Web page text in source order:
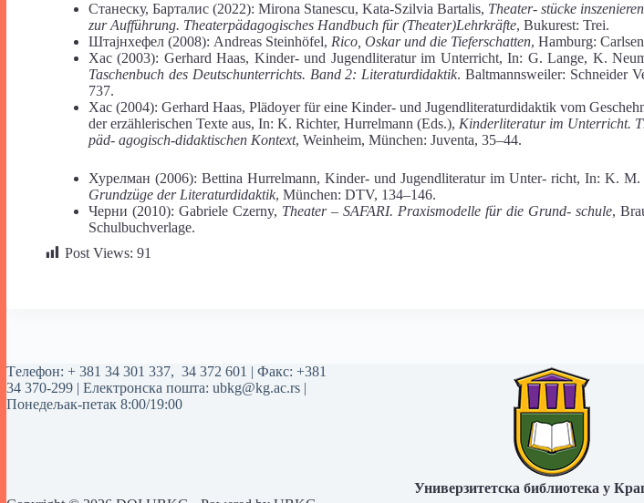
Станеску, Барталис (2022): Mirona Stanescu, Kata-Szilvia Bartalis, Theater- stücke
zur Aufführung. Theaterpädagogisches Handbuch für (Theater)Lehrkräfte, Bukurest: Trei.
Штајнхефел (2008): Andreas Steinhöfel, Rico, Oskar und die Tieferschatten, Hamburg:
Хас (2003): Gerhard Haas, Kinder- und Jugendliteratur im Unterricht, In: G. Lange, K.
Taschenbuch des Deutschunterrichts. Band 2: Literaturdidaktik. Baltmannsweiler: Schneider
737.
Хас (2004): Gerhard Haas, Plädoyer für eine Kinder- und Jugendliteraturdidaktik vom
der erzählerischen Texte aus, In: K. Richter, Hurrelmann (Eds.), Kinderliteratur im Unterricht.
päd- agogisch-didaktischen Kontext, Weinheim, München: Juventa, 35–44.
Хурелман (2006): Bettina Hurrelmann, Kinder- und Jugendliteratur im Unter- richt, In: K.
Grundzüge der Literaturdidaktik, München: DTV, 134–146.
Черни (2010): Gabriele Czerny, Theater – SAFARI. Praxismodelle für die Grund- schule,
Schulbuchverlage.
Post Views: 91
Tелефон: + 381 34 301 337, 34 372 601 | Факс: +381
34 370-299 | Електронска пошта: ubkg@kg.ac.rs |
Понедељак-петак 8:00/19:00
Универзитетска библиотека у